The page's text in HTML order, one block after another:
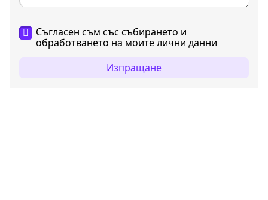
Съгласен съм със събирането и
обработването на моителични данни
Изпращане